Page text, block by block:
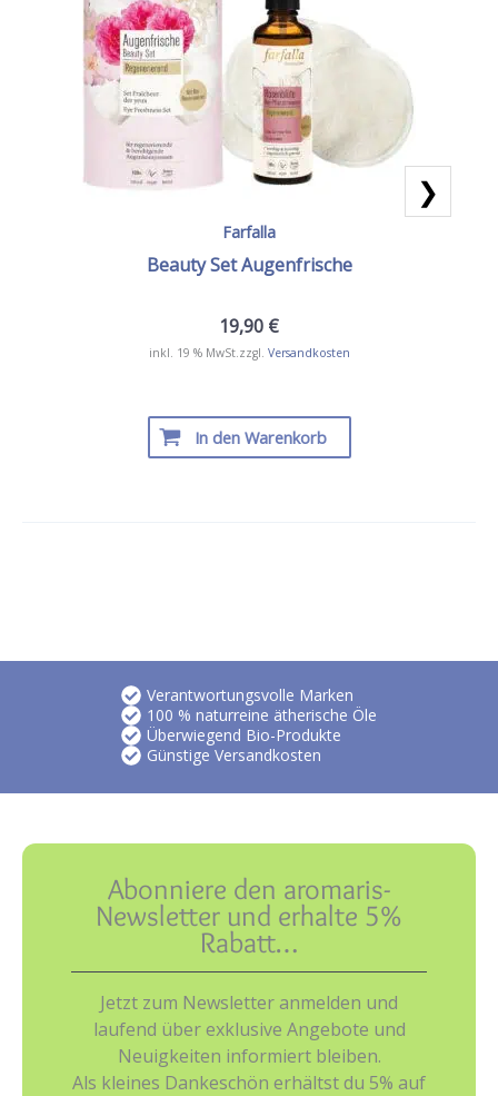
Farfalla
Beauty Set Augenfrische
19,90 €
inkl. 19 % MwSt.zzgl. Versandkosten
In den Warenkorb
❯
Verantwortungsvolle Marken
100 % naturreine ätherische Öle
Überwiegend Bio-Produkte
Günstige Versandkosten
Abonniere den aromaris-
Newsletter und erhalte 5%
Rabatt…
Jetzt zum Newsletter anmelden und
laufend über exklusive Angebote und
Neuigkeiten informiert bleiben.
Als kleines Dankeschön erhältst du 5% auf